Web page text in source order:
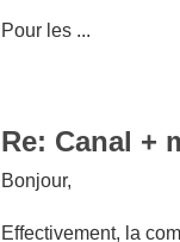
Pour les ...
Re: Canal +
Bonjour,
Effectivement, la